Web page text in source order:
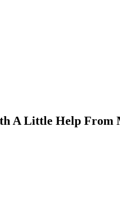
A Little Help From